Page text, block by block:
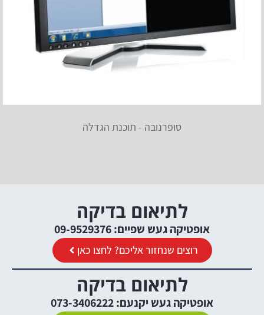
סופרנובה - תוכנת הגדלה
לתיאום בדיקה
אופטיקה געש שפיים: 09-9529376
רוצים שנחזור אליכם? לחצו כאן
לתיאום בדיקה
אופטיקה געש יקנעם: 073-3406222